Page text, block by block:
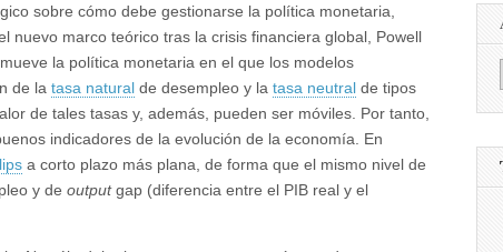
sobre cómo debe gestionarse la política monetaria,
nuevo marco teórico tras la crisis financiera global, Powell
la política monetaria en el que los modelos
de la tasa natural de desempleo y la tasa neutral de tipos
de tales tasas y, además, pueden ser móviles. Por tanto,
indicadores de la evolución de la economía. En
a corto plazo más plana, de forma que el mismo nivel de
y de outputgap (diferencia entre el PIB real y el